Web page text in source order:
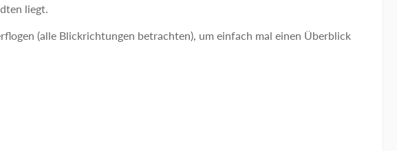
liegt.
(alle Blickrichtungen betrachten), um einfach mal einen Überblick